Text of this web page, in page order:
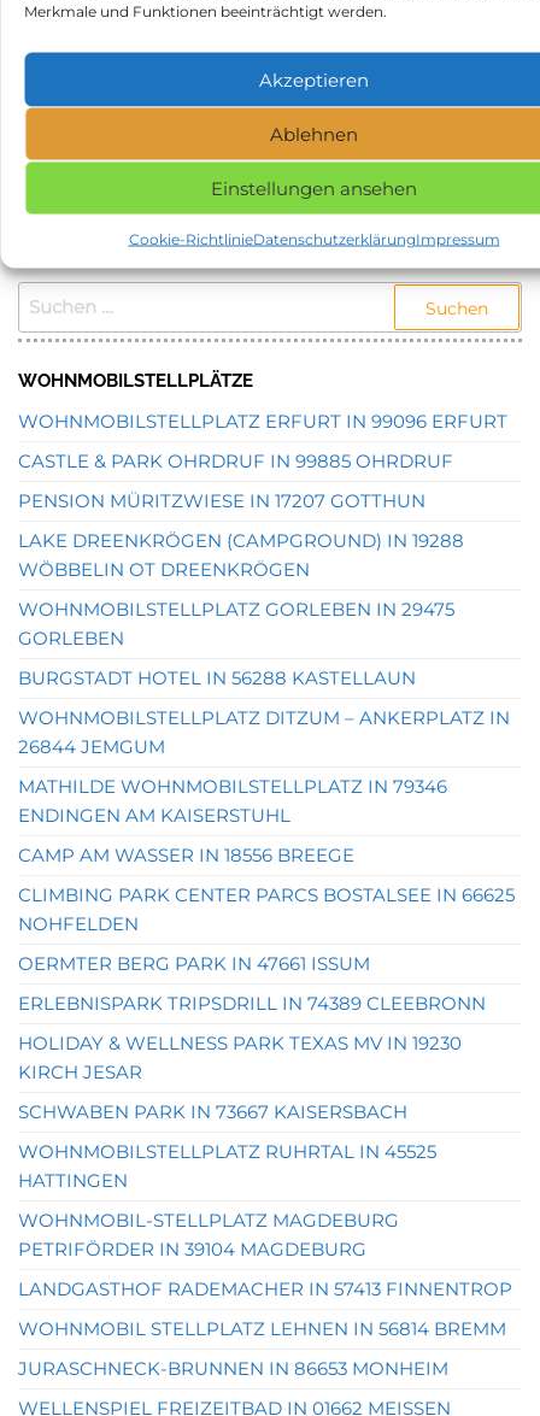
Merkmale und Funktionen beeinträchtigt werden.
Akzeptieren
Ablehnen
Einstellungen ansehen
Cookie-RichtlinieDatenschutzerklärungImpressum
Kategorie Stellplätze
Schlagwörter Stellplatz in 27639 Wurster Nordseeküste
NAME, STADT ODER POSTLEITZAHL DES
GEWÜNSCHTEN STELLPLATZES EINGEBEN UND
SUCHEN
WOHNMOBILSTELLPLÄTZE
WOHNMOBILSTELLPLATZ ERFURT IN 99096 ERFURT
CASTLE & PARK OHRDRUF IN 99885 OHRDRUF
PENSION MÜRITZWIESE IN 17207 GOTTHUN
LAKE DREENKRÖGEN (CAMPGROUND) IN 19288
WÖBBELIN OT DREENKRÖGEN
WOHNMOBILSTELLPLATZ GORLEBEN IN 29475
GORLEBEN
BURGSTADT HOTEL IN 56288 KASTELLAUN
WOHNMOBILSTELLPLATZ DITZUM – ANKERPLATZ IN
26844 JEMGUM
MATHILDE WOHNMOBILSTELLPLATZ IN 79346
ENDINGEN AM KAISERSTUHL
CAMP AM WASSER IN 18556 BREEGE
CLIMBING PARK CENTER PARCS BOSTALSEE IN 66625
NOHFELDEN
OERMTER BERG PARK IN 47661 ISSUM
ERLEBNISPARK TRIPSDRILL IN 74389 CLEEBRONN
HOLIDAY & WELLNESS PARK TEXAS MV IN 19230
KIRCH JESAR
SCHWABEN PARK IN 73667 KAISERSBACH
WOHNMOBILSTELLPLATZ RUHRTAL IN 45525
HATTINGEN
WOHNMOBIL-STELLPLATZ MAGDEBURG
PETRIFÖRDER IN 39104 MAGDEBURG
LANDGASTHOF RADEMACHER IN 57413 FINNENTROP
WOHNMOBIL STELLPLATZ LEHNEN IN 56814 BREMM
JURASCHNECK-BRUNNEN IN 86653 MONHEIM
WELLENSPIEL FREIZEITBAD IN 01662 MEISSEN